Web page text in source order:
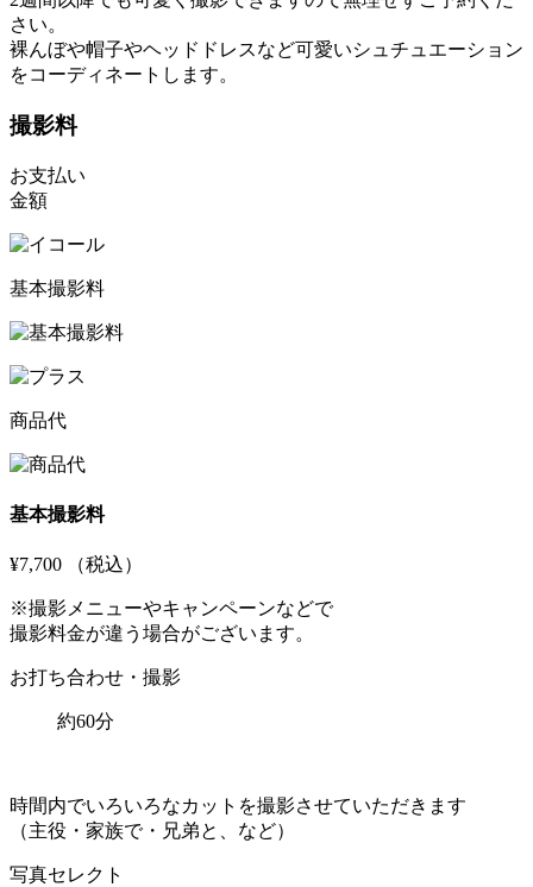
さい。
裸んぼや帽子やヘッドドレスなど可愛いシュチュエーション
をコーディネートします。
撮影料
お支払い
金額
基本撮影料
商品代
基本撮影料
¥7,700 （税込）
※撮影メニューやキャンペーンなどで
撮影料金が違う場合がございます。
お打ち合わせ・撮影
約60分
時間内でいろいろなカットを撮影させていただきます
（主役・家族で・兄弟と、など）
写真セレクト